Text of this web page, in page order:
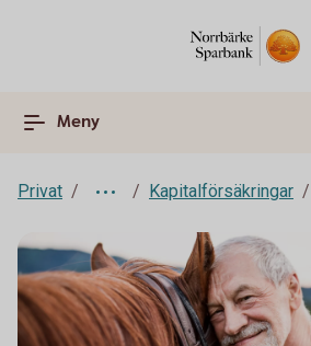
Meny
Privat Kapitalförsäkringar